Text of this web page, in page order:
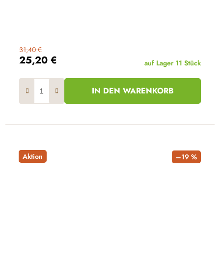
25,20 €
31,40 €
auf Lager 11 Stück
IN DEN WARENKORB
Aktion –19 %